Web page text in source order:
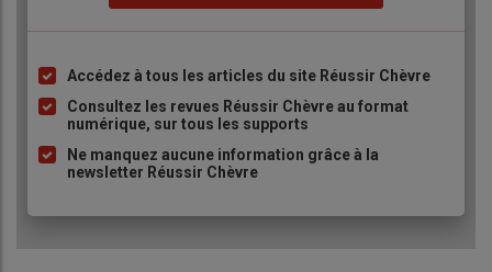
Liste
à
puce
Accédez à tous les articles du site Réussir Chèvre
Consultez les revues Réussir Chèvre au format
numérique, sur tous les supports
Ne manquez aucune information grâce à la
newsletter Réussir Chèvre